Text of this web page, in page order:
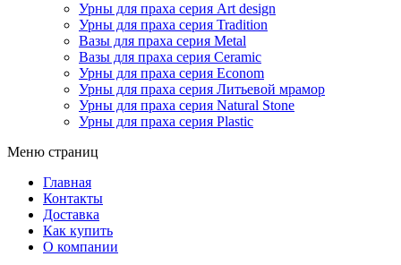
Урны для праха серия Art design
Урны для праха серия Tradition
Вазы для праха серия Metal
Вазы для праха серия Ceramic
Урны для праха серия Econom
Урны для праха серия Литьевой мрамор
Урны для праха серия Natural Stone
Урны для праха серия Plastic
Меню страниц
Главная
Контакты
Доставка
Как купить
О компании